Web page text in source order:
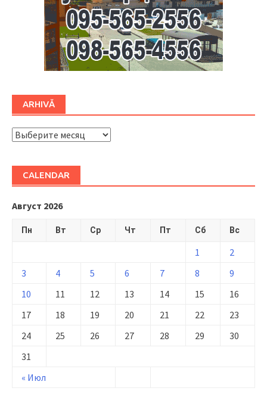
ARHIVĂ
ARHIVĂ
CALENDAR
Август 2026
Пн Вт Ср Чт Пт Сб Вс
« Июл
1
2
3
4 5 6 7 8
9
10
11 12 13 14 15
16
17
18 19 20 21 22
23
24
25 26 27 28 29
30
31